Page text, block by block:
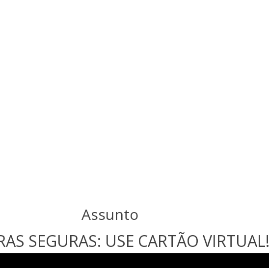
Assunto
SEGURAS: USE CARTÃO VIRTUAL!